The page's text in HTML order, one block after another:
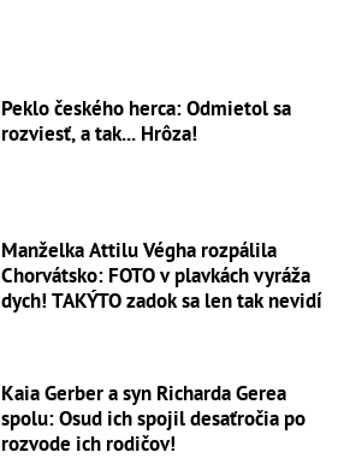
Peklo českého herca: Odmietol sa
rozviesť, a tak... Hrôza!
Manželka Attilu Végha rozpálila
Chorvátsko: FOTO v plavkách vyráža
dych! TAKÝTO zadok sa len tak nevidí
Kaia Gerber a syn Richarda Gerea
spolu: Osud ich spojil desaťročia po
rozvode ich rodičov!